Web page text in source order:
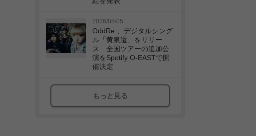
2026/08/05
OddRe:、デジタルシング
ル「黄泉還」をリリー
ス 全国ツアーの追加公
演をSpotify O-EASTで開
催決定
もっと見る